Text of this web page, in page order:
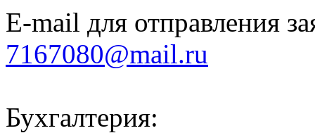
E-mail для отправления
7167080@mail.ru
Бухгалтерия: